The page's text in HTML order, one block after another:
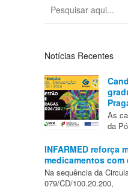
Notícias Recentes
As
da
INFARMED reforça
medicamentos
Na sequência da
079/CD/100.20.200,